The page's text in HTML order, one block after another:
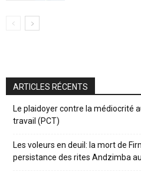
ARTICLES RÉCENTS
Le plaidoyer contre la médiocrité
travail (PCT)
Les voleurs en deuil: la mort de
persistance des rites Andzimba